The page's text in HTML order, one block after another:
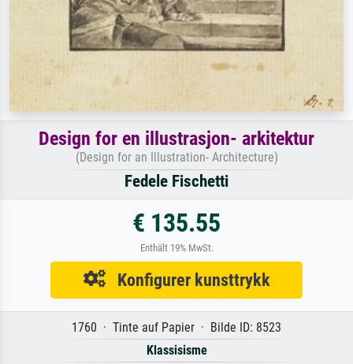
Design for en illustrasjon- arkitektur
(Design for an Illustration- Architecture)
Fedele Fischetti
€ 135.55
Enthält 19% MwSt.
Konfigurer kunsttrykk
1760 · Tinte auf Papier · Bilde ID: 8523
Klassisisme